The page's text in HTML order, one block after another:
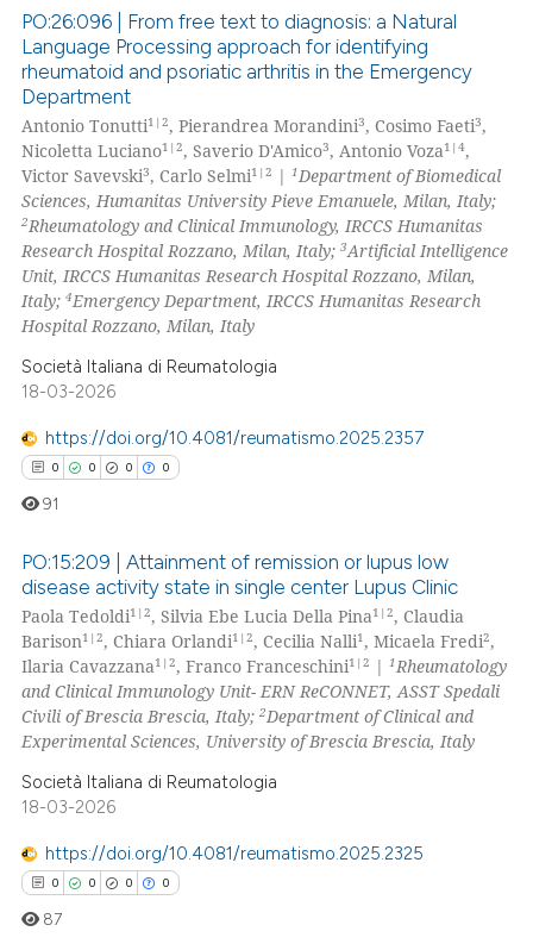
Citing Publications
Supporting
Mentioning
Contrasting
how this article has been
atscite.ai
shows how a scientific paper
of the citation, a
describing whether
mentions, or contrasts
in which section the
was made.
PO:26:096 | From free text to diagnosis: a Natural
Language Processing approach for identifying
rheumatoid and psoriatic arthritis in the Emergency
Department
Antonio Tonutti1|2, Pierandrea Morandini3, Cosimo Faeti3,
Nicoletta Luciano1|2, Saverio D'Amico3, Antonio Voza1|4,
Victor Savevski3, Carlo Selmi1|2 |1Department of Biomedical
Sciences, Humanitas University Pieve Emanuele, Milan, Italy;
2Rheumatology and Clinical Immunology, IRCCS Humanitas
Research Hospital Rozzano, Milan, Italy;3Artificial Intelligence
Unit, IRCCS Humanitas Research Hospital Rozzano, Milan,
Italy;4Emergency Department, IRCCS Humanitas Research
Hospital Rozzano, Milan, Italy
Società Italiana di Reumatologia
18-03-2026
https://doi.org/10.4081/reumatismo.2025.2357
0 0 0 0
Citing Publications
Supporting
Mentioning
Contrasting
how this article has been
atscite.ai
shows how a scientific paper
91
PO:15:209 | Attainment of remission or lupus low
disease activity state in single center Lupus Clinic
Paola Tedoldi1|2, Silvia Ebe Lucia Della Pina1|2, Claudia
Barison1|2, Chiara Orlandi1|2, Cecilia Nalli1 , Micaela Fredi2,
Ilaria Cavazzana1|2, Franco Franceschini1|2 |1Rheumatology
and Clinical Immunology Unit- ERN ReCONNET, ASST Spedali
Civili of Brescia Brescia, Italy;2Department of Clinical and
Experimental Sciences, University of Brescia Brescia, Italy
Società Italiana di Reumatologia
18-03-2026
https://doi.org/10.4081/reumatismo.2025.2325
0 0 0 0
87